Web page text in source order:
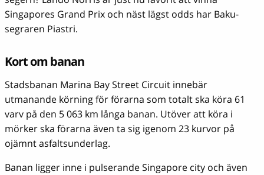
Singapores Grand Prix och näst lägst odds har Baku-
segraren Piastri.
Kort om banan
Stadsbanan Marina Bay Street Circuit innebär
utmanande körning för förarna som totalt ska köra 61
varv på den 5 063 km långa banan. Utöver att köra i
mörker ska förarna även ta sig igenom 23 kurvor på
ojämnt asfaltsunderlag.
Banan ligger inne i pulserande Singapore city och även